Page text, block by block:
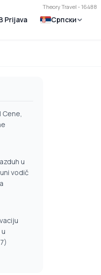
Theory Travel - 16488
Prijava Српски
Cene,
u
vodič